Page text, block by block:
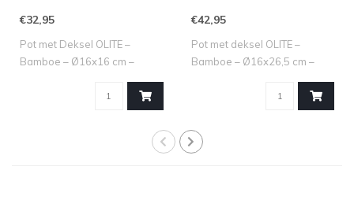
€32,95
Pot met Deksel OLITE –
Bamboe – Ø16x16 cm –
€42,95
Pot met deksel OLITE –
Bamboe – Ø16x26,5 cm –